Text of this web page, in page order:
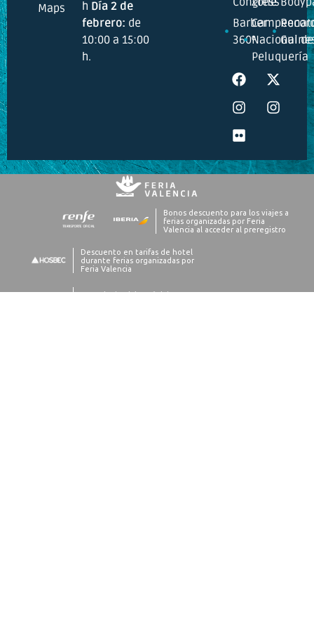
Maps
h Día 2 de
febrero: de
10:00 a 15:00
h.
Barber
360ºNacional de
Peluquería